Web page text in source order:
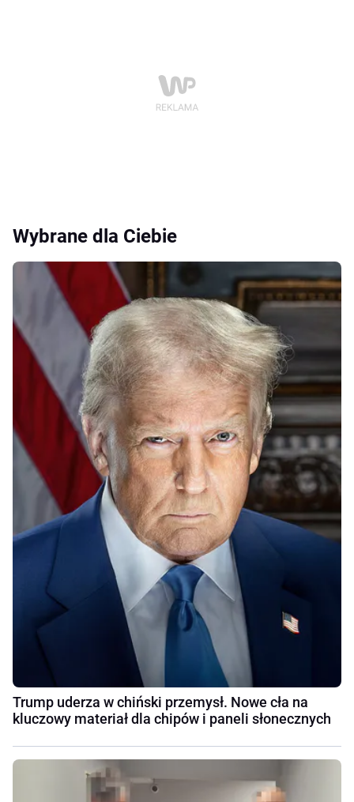
Wybrane dla Ciebie
Trump uderza w chiński przemysł. Nowe cła na
kluczowy materiał dla chipów i paneli słonecznych